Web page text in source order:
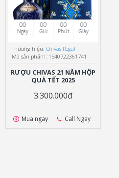
00
Ngày
00
Giờ
00
Phút
00
Giây
Thương hiệu: Chivas Regal
Mã sản phẩm: 1540722361741
RƯỢU CHIVAS 21 NĂM HỘP
QUÀ TẾT 2025
3.300.000đ
Mua ngay Call Ngay